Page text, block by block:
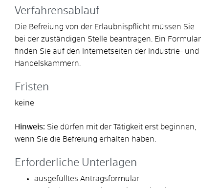
Verfahrensablauf
Die Befreiung von der Erlaubnispflicht müssen Sie
bei der zuständigen Stelle beantragen. Ein Formular
finden Sie auf den Internetseiten der Industrie- und
Handelskammern.
Fristen
keine
Hinweis: Sie dürfen mit der Tätigkeit erst beginnen,
wenn Sie die Befreiung erhalten haben.
Erforderliche Unterlagen
ausgefülltes Antragsformular